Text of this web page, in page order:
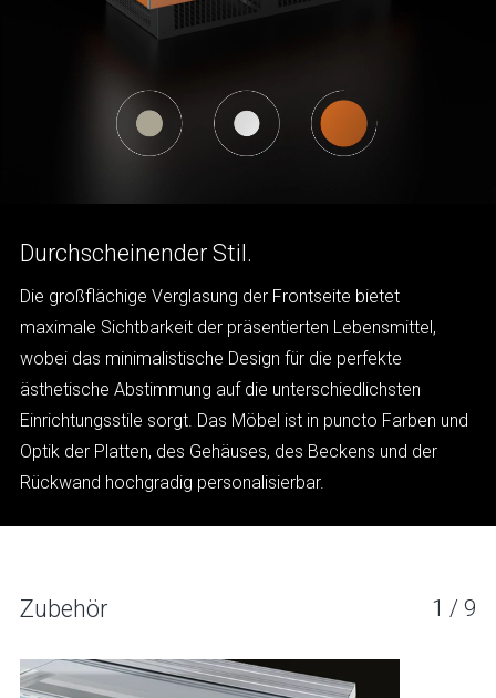
Durchscheinender Stil.
Die großflächige Verglasung der Frontseite bietet
maximale Sichtbarkeit der präsentierten Lebensmittel,
wobei das minimalistische Design für die perfekte
ästhetische Abstimmung auf die unterschiedlichsten
Einrichtungsstile sorgt. Das Möbel ist in puncto Farben und
Optik der Platten, des Gehäuses, des Beckens und der
Rückwand hochgradig personalisierbar.
Zubehör 1 / 9